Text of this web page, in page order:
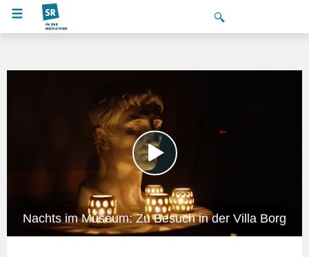
Nachts im Museum: Zu Besuch in der Villa Borg